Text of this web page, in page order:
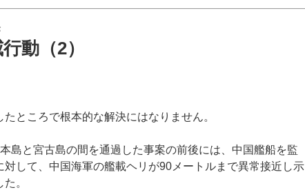
動（2）
ところで根本的な解決にはなりません。
島と宮古島の間を通過した事案の前後には、中国艦船を監
対して、中国海軍の艦載ヘリが90 メートルまで異常接近し示
。